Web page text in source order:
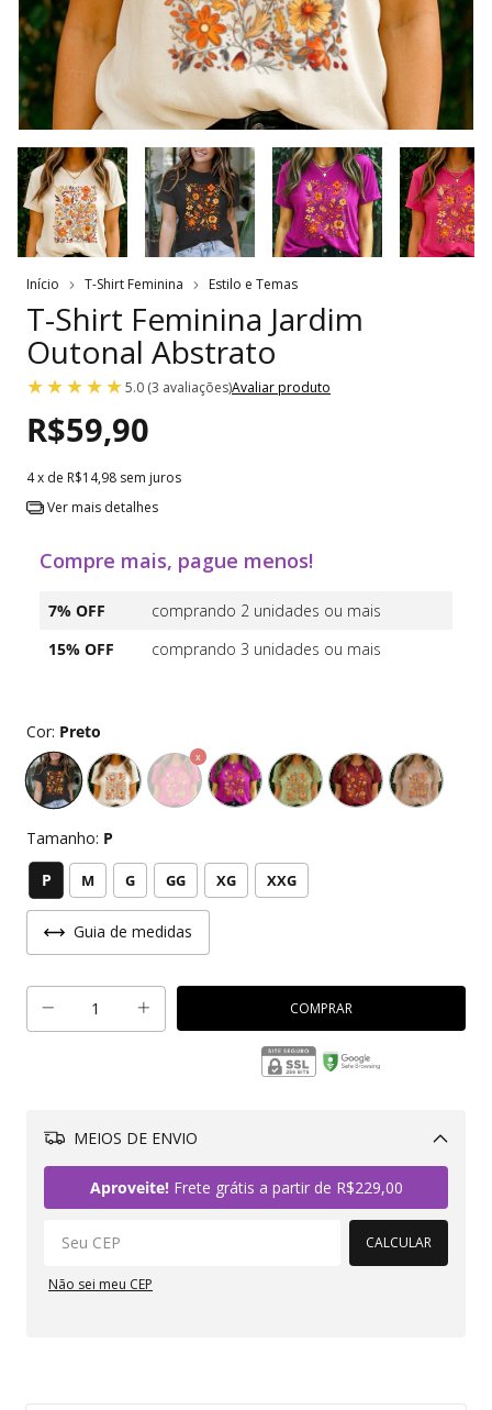
Início T-Shirt Feminina Estilo e Temas
T-Shirt Feminina Jardim
Outonal Abstrato
5.0 (3 avaliações)Avaliar produto
R$59,90
4x de R$14,98 sem juros
Ver mais detalhes
Compre mais, pague menos!
7% OFF
comprando 2 unidades ou mais
15% OFF
comprando 3 unidades ou mais
Cor: Preto
Tamanho: P
P M G GG XG XXG
Guia de medidas
MEIOS DE ENVIO
Aproveite!Frete grátis a partir de R$229,00
CALCULAR
Não sei meu CEP